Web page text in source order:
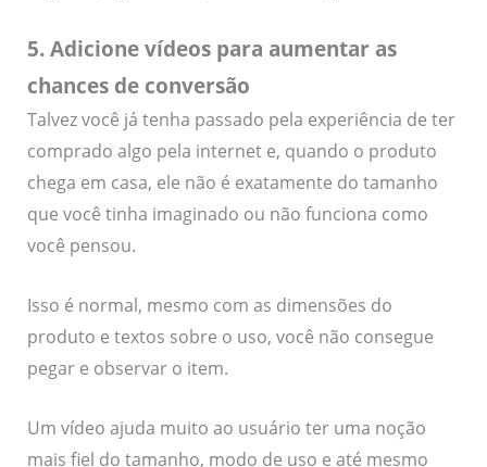
5. Adicione vídeos para aumentar as
chances de conversão
Talvez você já tenha passado pela experiência de ter
comprado algo pela internet e, quando o produto
chega em casa, ele não é exatamente do tamanho
que você tinha imaginado ou não funciona como
você pensou.
Isso é normal, mesmo com as dimensões do
produto e textos sobre o uso, você não consegue
pegar e observar o item.
Um vídeo ajuda muito ao usuário ter uma noção
mais fiel do tamanho, modo de uso e até mesmo